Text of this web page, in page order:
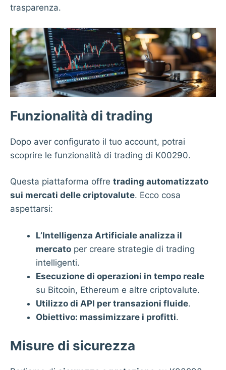
trasparenza.
Funzionalità di trading
Dopo aver configurato il tuo account, potrai
scoprire le funzionalità di trading di K00290.
Questa piattaforma offre trading automatizzato
sui mercati delle criptovalute. Ecco cosa
aspettarsi:
L’Intelligenza Artificiale analizza il
mercato per creare strategie di trading
intelligenti.
Esecuzione di operazioni in tempo reale
su Bitcoin, Ethereum e altre criptovalute.
Utilizzo di API per transazioni fluide.
Obiettivo: massimizzare i profitti.
Misure di sicurezza